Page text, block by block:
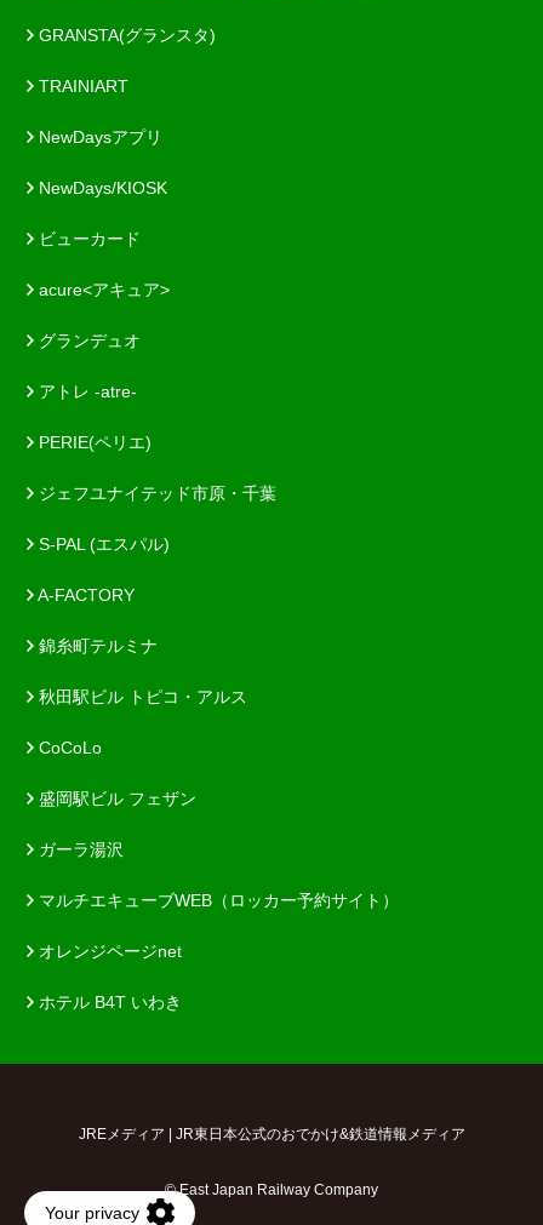
GRANSTA(グランスタ)
TRAINIART
NewDaysアプリ
NewDays/KIOSK
ビューカード
acure<アキュア>
グランデュオ
アトレ -atre-
PERIE(ペリエ)
ジェフユナイテッド市原・千葉
S-PAL (エスパル)
A-FACTORY
錦糸町テルミナ
秋田駅ビル トピコ・アルス
CoCoLo
盛岡駅ビル フェザン
ガーラ湯沢
マルチエキューブWEB（ロッカー予約サイト）
オレンジページnet
ホテル B4T いわき
JREメディア | JR東日本公式のおでかけ&鉄道情報メディア
© East Japan Railway Company